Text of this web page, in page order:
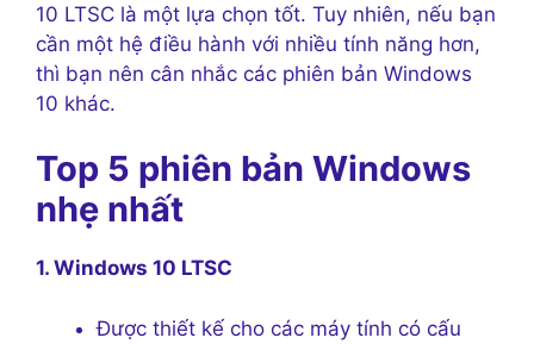
10 LTSC là một lựa chọn tốt. Tuy nhiên, nếu bạn
cần một hệ điều hành với nhiều tính năng hơn,
thì bạn nên cân nhắc các phiên bản Windows
10 khác.
Top 5 phiên bản Windows
nhẹ nhất
1. Windows 10 LTSC
Được thiết kế cho các máy tính có cấu